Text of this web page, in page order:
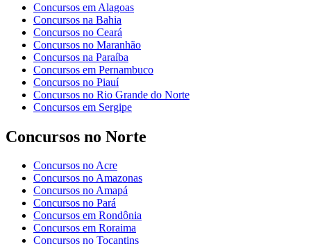
Concursos em Alagoas
Concursos na Bahia
Concursos no Ceará
Concursos no Maranhão
Concursos na Paraíba
Concursos em Pernambuco
Concursos no Piauí
Concursos no Rio Grande do Norte
Concursos em Sergipe
Concursos no Norte
Concursos no Acre
Concursos no Amazonas
Concursos no Amapá
Concursos no Pará
Concursos em Rondônia
Concursos em Roraima
Concursos no Tocantins